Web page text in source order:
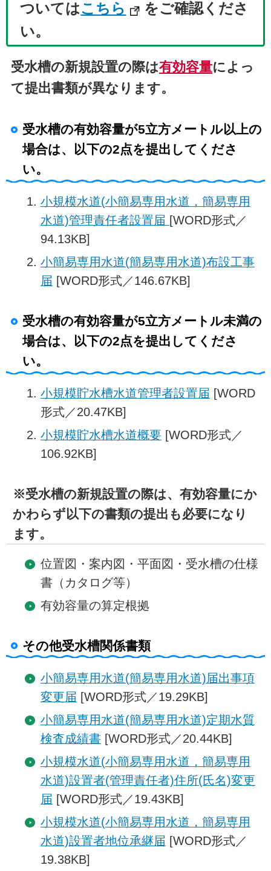
ついてはこちら
をご確認くださ
い。
受水槽の新規設置の際は有効容量によっ
て提出書類が異なります。
受水槽の有効容量が5立方メートル以上の
場合は、以下の2点を提出してくださ
い。
小規模水道(小簡易専用水道，簡易専用
水道)管理責任者設置届 [WORD形式／
94.13KB]
小簡易専用水道(簡易専用水道)布設工事
届 [WORD形式／146.67KB]
受水槽の有効容量が5立方メートル未満の
場合は、以下の2点を提出してくださ
い。
小規模貯水槽水道管理者設置届 [WORD
形式／20.47KB]
小規模貯水槽水道概要[WORD形式／
106.92KB]
※受水槽の新規設置の際は、有効容量にか
かわらず以下の書類の提出も必要になり
ます。
位置図・案内図・平面図・受水槽の仕様
書（カタログ等）
有効容量の算定根拠
その他受水槽関係書類
小簡易専用水道(簡易専用水道)届出事項
変更届 [WORD形式／19.29KB]
小簡易専用水道(簡易専用水道)定期水質
検査成績書[WORD形式／20.44KB]
小規模水道(小簡易専用水道，簡易専用
水道)設置者(管理責任者)住所(氏名)変更
届 [WORD形式／19.43KB]
小規模水道(小簡易専用水道，簡易専用
水道)設置者地位承継届 [WORD形式／
19.38KB]